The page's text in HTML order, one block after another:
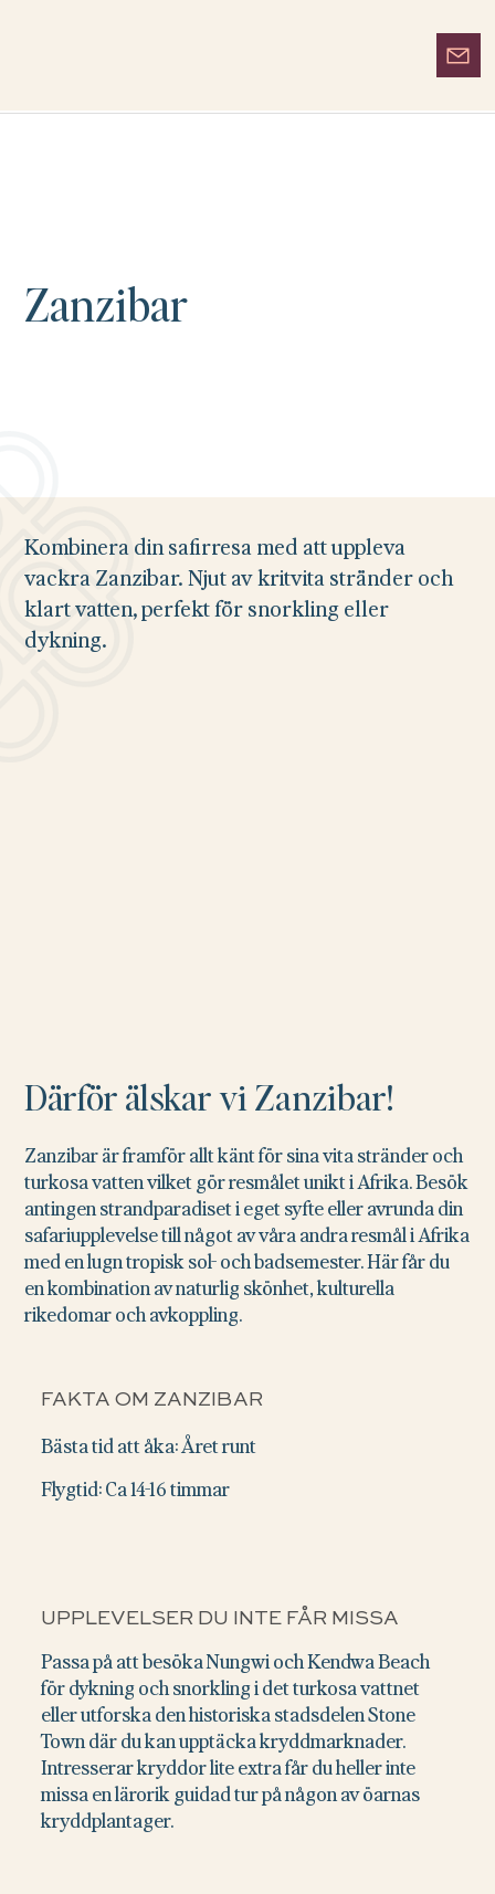
Zanzibar
Kombinera din safirresa med att uppleva
vackra Zanzibar. Njut av kritvita stränder och
klart vatten, perfekt för snorkling eller
dykning.
UPPLEVELSER DU INTE FÅR MISSA
Passa på att besöka Nungwi och Kendwa Beach
för dykning och snorkling i det turkosa vattnet
eller utforska den historiska stadsdelen Stone
Town där du kan upptäcka kryddmarknader.
Intresserar kryddor lite extra får du heller inte
missa en lärorik guidad tur på någon av öarnas
kryddplantager.
FAKTA OM ZANZIBAR
Bästa tid att åka: Året runt
Flygtid: Ca 14-16 timmar
Därför älskar vi Zanzibar!
Zanzibar är framför allt känt för sina vita stränder och
turkosa vatten vilket gör resmålet unikt i Afrika. Besök
antingen strandparadiset i eget syfte eller avrunda din
safariupplevelse till något av våra andra resmål i Afrika
med en lugn tropisk sol- och badsemester. Här får du
en kombination av naturlig skönhet, kulturella
rikedomar och avkoppling.